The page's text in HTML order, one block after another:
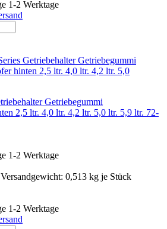
1-2 Werktage
Getriebegummi
2,5 ltr. 4,0 ltr. 4,2 ltr. 5,0 ltr. 5,9 ltr. 72-
1-2 Werktage
0,513 kg je Stück
1-2 Werktage